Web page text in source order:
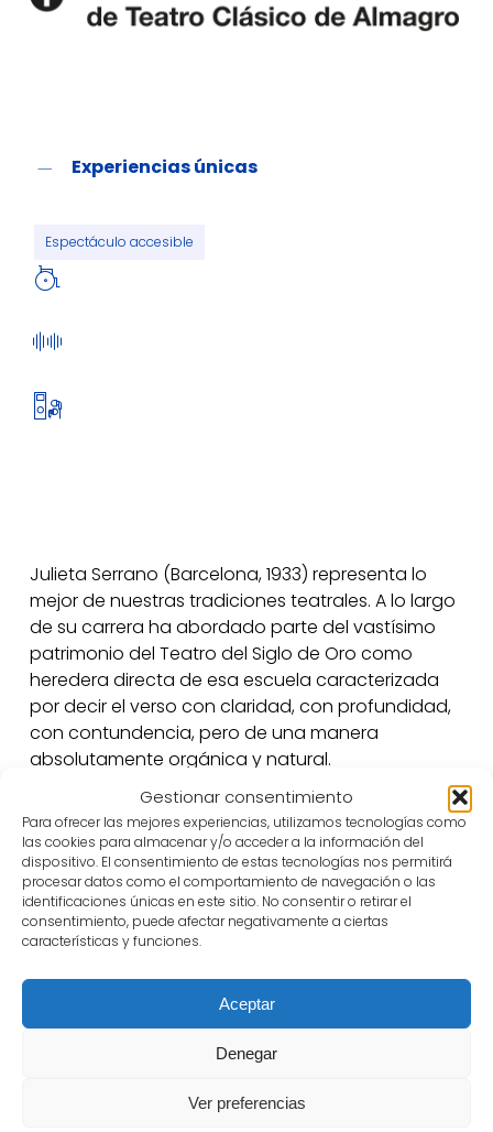
Gestionar consentimiento
Para ofrecer las mejores experiencias, utilizamos tecnologías como
las cookies para almacenar y/o acceder a la información del
dispositivo. El consentimiento de estas tecnologías nos permitirá
procesar datos como el comportamiento de navegación o las
identificaciones únicas en este sitio. No consentir o retirar el
consentimiento, puede afectar negativamente a ciertas
características y funciones.
Aceptar
Denegar
Ver preferencias
Experiencias únicas
Espectáculo accesible
Julieta Serrano (Barcelona, 1933) representa lo
mejor de nuestras tradiciones teatrales. A lo largo
de su carrera ha abordado parte del vastísimo
patrimonio del Teatro del Siglo de Oro como
heredera directa de esa escuela caracterizada
por decir el verso con claridad, con profundidad,
con contundencia, pero de una manera
absolutamente orgánica y natural.
Nace en el seno de una familia de actores.
Debido a ello, ya de muy joven empezó a
representar en diferentes compañías de
aficionados, hasta que entró a formar parte de la
compañía de José Tamayo.
televisión, trabajó en distintos grupos amateurs,
hizo teatro infantil y participó en los llamados
Teatro de Cámara y Ensayo. En el año 1957 hizo